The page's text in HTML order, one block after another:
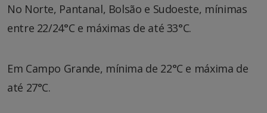
No Norte, Pantanal, Bolsão e Sudoeste, mínimas
entre 22/24°C e máximas de até 33°C.
Em Campo Grande, mínima de 22°C e máxima de
até 27°C.